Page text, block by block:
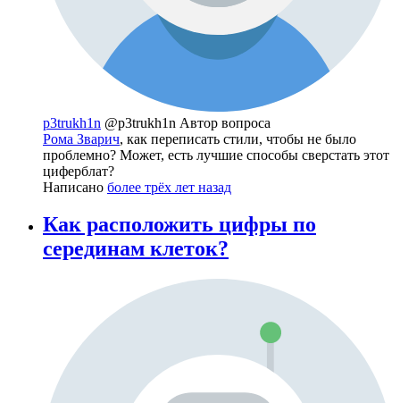
p3trukh1n @p3trukh1n Автор вопроса
Рома Зварич, как переписать стили, чтобы не было
проблемно? Может, есть лучшие способы сверстать этот
циферблат?
Написано более трёх лет назад
Как расположить цифры по
серединам клеток?